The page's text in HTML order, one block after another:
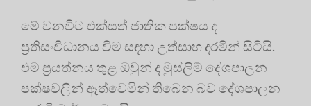
මේ වනවිට එක්සත් ජාතික පක්ෂය ද
ප්‍රතිසංවිධානය වීම සඳහා උත්සාහ දරමින් සිටියි.
එම ප්‍රයත්නය තුළ ඔවුන් ද මුස්ලිම් දේශපාලන
පක්ෂවලින් ඈත්වෙමින් තිබෙන බව දේශපාලන